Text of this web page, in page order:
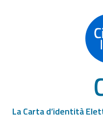
La Carta d’identità